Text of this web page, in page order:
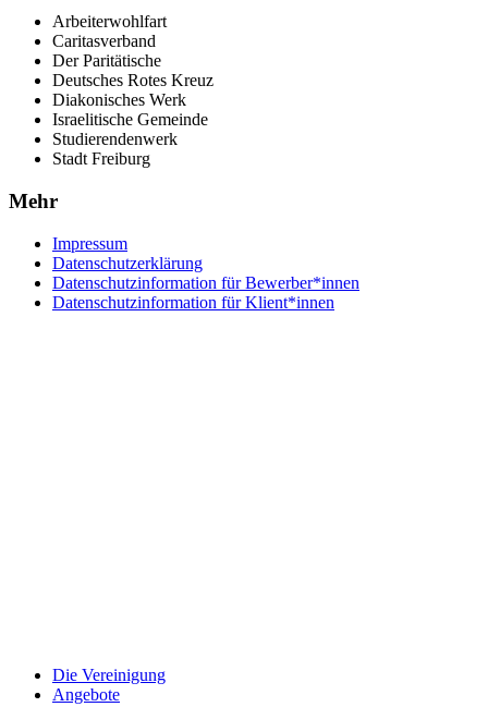
Arbeiterwohlfart
Caritasverband
Der Paritätische
Deutsches Rotes Kreuz
Diakonisches Werk
Israelitische Gemeinde
Studierendenwerk
Stadt Freiburg
Mehr
Impressum
Datenschutzerklärung
Datenschutzinformation für Bewerber*innen
Datenschutzinformation für Klient*innen
Close
Menu
Die Vereinigung
Angebote